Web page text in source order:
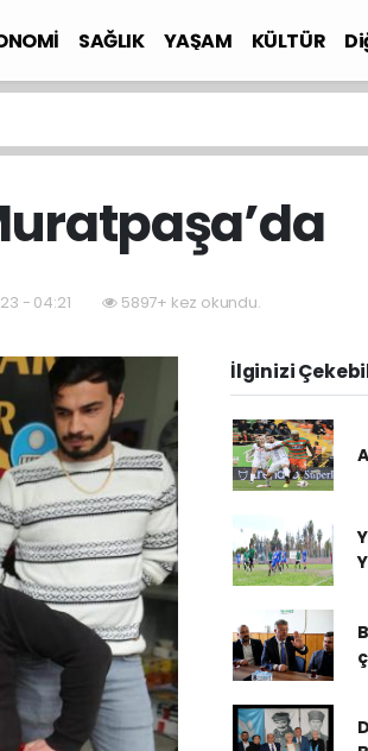
SAĞLIK YAŞAM KÜLTÜR
- 04:21 5897+ kez okundu.
İlginizi